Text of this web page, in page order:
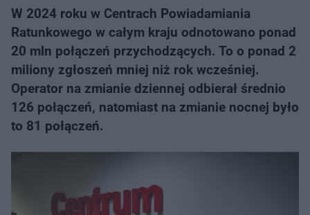
W 2024 roku w Centrach Powiadamiania
Ratunkowego w całym kraju odnotowano ponad
20 mln połączeń przychodzących. To o ponad 2
miliony zgłoszeń mniej niż rok wcześniej.
Operator na zmianie dziennej odbierał średnio
126 połączeń, natomiast na zmianie nocnej było
to 81 połączeń.